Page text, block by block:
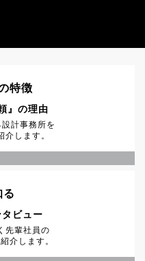
特徴
』の理由
計事務所を
介します。
る
ビュー
先輩社員の
介します。